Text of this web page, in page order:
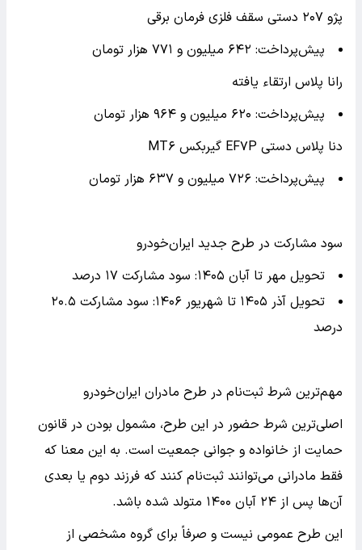
پژو ۲۰۷ دستی سقف فلزی فرمان برقی
پیش‌پرداخت: ۶۴۲ میلیون و ۷۷۱ هزار تومان
رانا پلاس ارتقاء یافته
پیش‌پرداخت: ۶۲۰ میلیون و ۹۶۴ هزار تومان
دنا پلاس دستی EF۷P گیربکس MT۶
پیش‌پرداخت: ۷۲۶ میلیون و ۶۳۷ هزار تومان
سود مشارکت در طرح جدید ایران‌خودرو
تحویل مهر تا آبان ۱۴۰۵: سود مشارکت ۱۷ درصد
تحویل آذر ۱۴۰۵ تا شهریور ۱۴۰۶: سود مشارکت ۲۰.۵
درصد
مهم‌ترین شرط ثبت‌نام در طرح مادران ایران‌خودرو
اصلی‌ترین شرط حضور در این طرح، مشمول بودن در قانون
حمایت از خانواده و جوانی جمعیت است. به این معنا که
فقط مادرانی می‌توانند ثبت‌نام کنند که فرزند دوم یا بعدی
آن‌ها پس از ۲۴ آبان ۱۴۰۰ متولد شده باشد.
این طرح عمومی نیست و صرفاً برای گروه مشخصی از